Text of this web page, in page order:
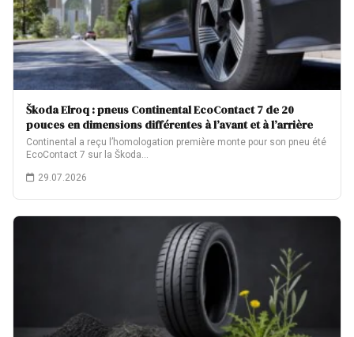
Škoda Elroq : pneus Continental EcoContact 7 de 20
pouces en dimensions différentes à l’avant et à l’arrière
Continental a reçu l’homologation première monte pour son pneu été
EcoContact 7 sur la Škoda…
29.07.2026